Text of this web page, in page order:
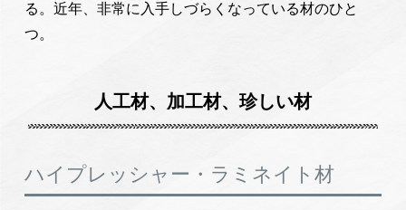
る。近年、非常に入手しづらくなっている材のひと
つ。
人工材、加工材、珍しい材
ハイプレッシャー・ラミネイト材